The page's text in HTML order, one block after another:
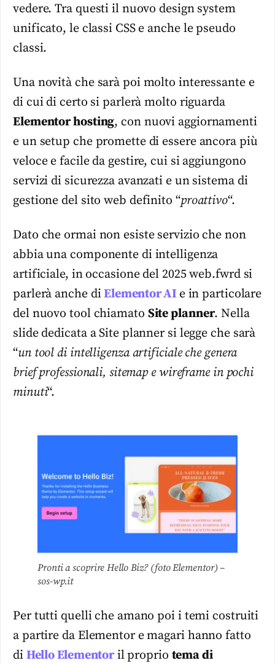
vedere. Tra questi il nuovo design system
unificato, le classi CSS e anche le pseudo
classi.
Una novità che sarà poi molto interessante e
di cui di certo si parlerà molto riguarda
Elementor hosting, con nuovi aggiornamenti
e un setup che promette di essere ancora più
veloce e facile da gestire, cui si aggiungono
servizi di sicurezza avanzati e un sistema di
gestione del sito web definito “proattivo“.
Dato che ormai non esiste servizio che non
abbia una componente di intelligenza
artificiale, in occasione del 2025 web.fwrd si
parlerà anche diElementor AI e in particolare
del nuovo tool chiamato Site planner. Nella
slide dedicata a Site planner si legge che sarà
“un tool di intelligenza artificiale che genera
brief professionali, sitemap e wireframe in pochi
minuti“.
Pronti a scoprire Hello Biz? (foto Elementor) –
sos-wp.it
Per tutti quelli che amano poi i temi costruiti
a partire da Elementor e magari hanno fatto
di Hello Elementoril proprio tema di